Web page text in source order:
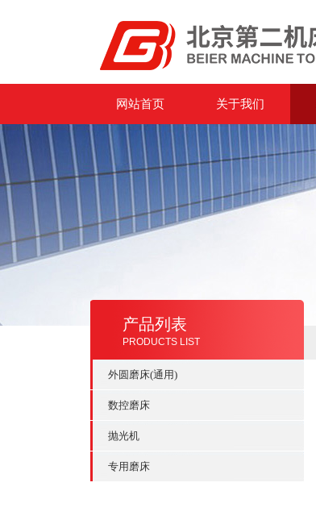
网站首页 关于我们
产品列表
PRODUCTS LIST
外圆磨床(通用)
数控磨床
抛光机
专用磨床